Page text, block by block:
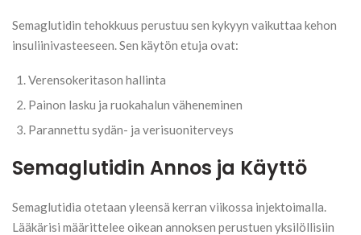
Semaglutidin tehokkuus perustuu sen kykyyn vaikuttaa kehon
insuliinivasteeseen. Sen käytön etuja ovat:
Verensokeritason hallinta
Painon lasku ja ruokahalun väheneminen
Parannettu sydän- ja verisuoniterveys
Semaglutidin Annos ja Käyttö
Semaglutidia otetaan yleensä kerran viikossa injektoimalla.
Lääkärisi määrittelee oikean annoksen perustuen yksilöllisiin